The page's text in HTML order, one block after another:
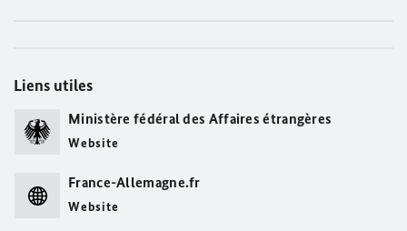
Liens utiles
Ministère fédéral des Affaires étrangères
Website
France-Allemagne.fr
Website